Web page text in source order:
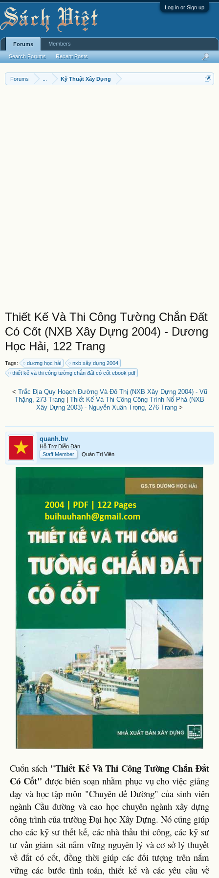
Log in or Sign up
Forums Kỹ Thuật Xây Dựng
Thiết Kế Và Thi Công Tường Chắn Đất
Có Cốt (NXB Xây Dựng 2004) - Dương
Học Hải, 122 Trang
Tags: dương học hải
nxb xây dựng 2004
thiết kế và thi công tường chắn đất có cốt ebook pdf
< Trắc Địa Quy Hoạch Đường Và Đô Thị (NXB Xây Dựng 2004) - Vũ
Thặng, 273 Trang
Thiết Kế Và Thi Công Công Trình Nổ Phá (NXB
Xây Dựng 2003) - Nguyễn Xuân Trọng, 276 Trang >
quanh.bv
Hỗ Trợ Diễn Đàn
Staff Member
Quản Trị Viên
Cuốn sách "Thiết Kế Và Thi Công Tường Chắn Đất
Có Cốt" được biên soạn nhằm phục vụ cho việc giảng
dạy và học tập môn "Chuyên đề Đường" của sinh viên
ngành Cầu đường và cao học chuyên ngành xây dựng
công trình của trường Đại học Xây Dựng. Nó cũng giúp
cho các kỹ sư thết kế, các nhà thầu thi công, các kỹ sư
tư vấn giám sát nắm vững nguyên lý và cơ sở lý thuyết
về đất có cốt, đồng thời giúp các đối tượng trên nắm
vững các bước tình toán, thiết kế và các yêu cầu về
Forums
Search Forums Recent Posts
Members